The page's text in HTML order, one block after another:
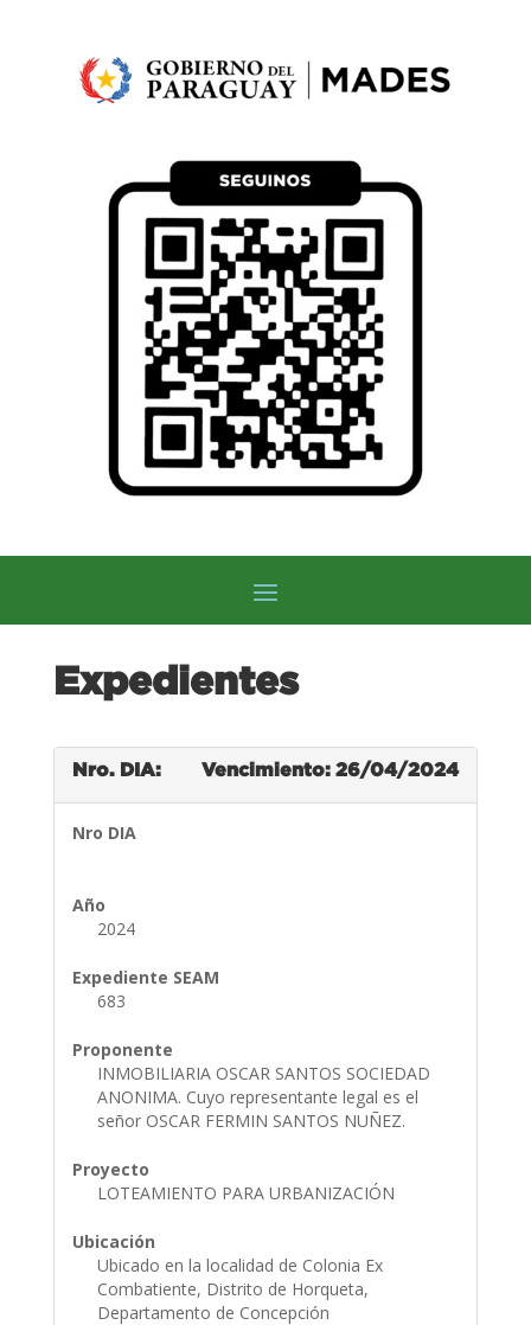
Expedientes
Nro. DIA: Vencimiento: 26/04/2024
Nro DIA
Año
2024
Expediente SEAM
683
Proponente
INMOBILIARIA OSCAR SANTOS SOCIEDAD
ANONIMA. Cuyo representante legal es el
señor OSCAR FERMIN SANTOS NUÑEZ.
Proyecto
LOTEAMIENTO PARA URBANIZACIÓN
Ubicación
Ubicado en la localidad de Colonia Ex
Combatiente, Distrito de Horqueta,
Departamento de Concepción